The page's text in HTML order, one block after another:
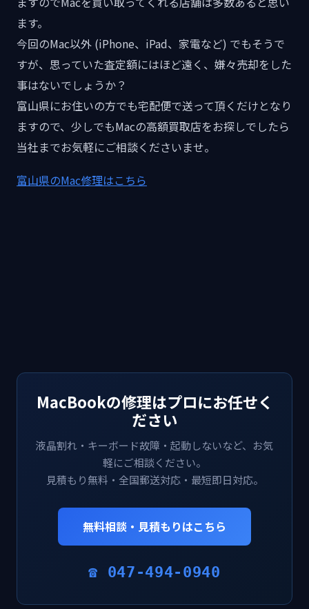
ます。
今回のMac以外 (iPhone、iPad、家電など) でもそうで
すが、思っていた査定額にはほど遠く、嫌々売却をした
事はないでしょうか？
富山県にお住いの方でも宅配便で送って頂くだけとなり
ますので、少しでもMacの高額買取店をお探しでしたら
当社までお気軽にご相談くださいませ。
富山県のMac修理はこちら
MacBookの修理はプロにお任せく
ださい
液晶割れ・キーボード故障・起動しないなど、お気
軽にご相談ください。
見積もり無料・全国郵送対応・最短即日対応。
無料相談・見積もりはこちら
☎ 047-494-0940